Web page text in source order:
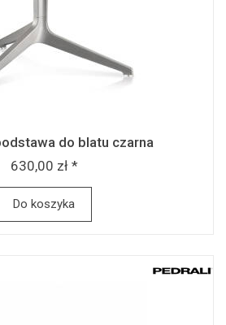
do blatu czarna
630,00 zł *
Do koszyka